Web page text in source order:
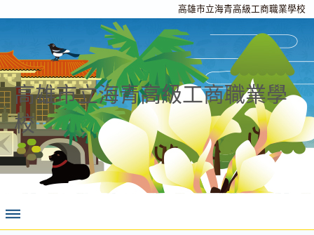
高雄市立海青高級工商職業學校
高雄市立海青高級工商職業學
校